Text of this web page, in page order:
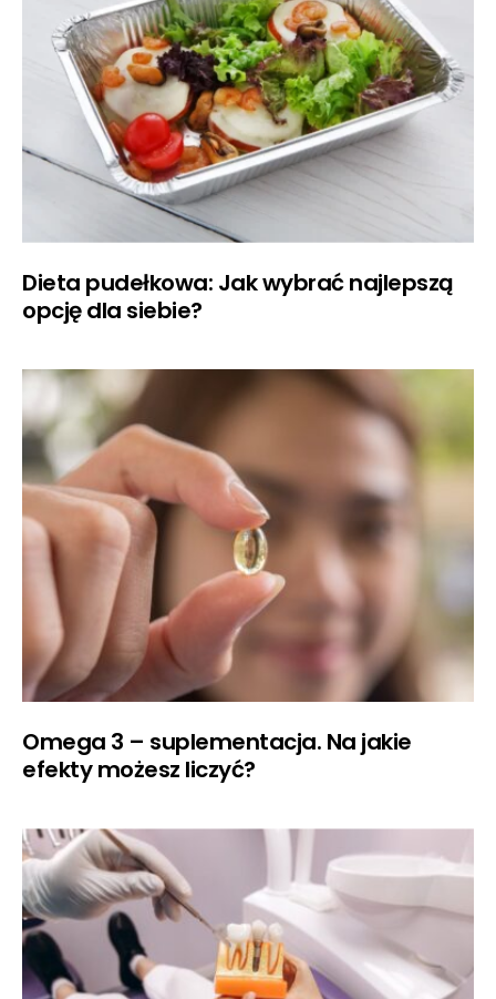
Dieta pudełkowa: Jak wybrać najlepszą
opcję dla siebie?
Omega 3 – suplementacja. Na jakie
efekty możesz liczyć?